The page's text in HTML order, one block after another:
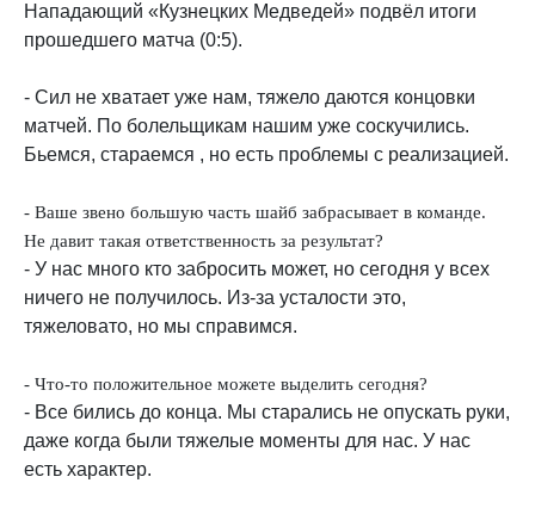
Нападающий «Кузнецких Медведей» подвёл итоги
прошедшего матча (0:5).
- Сил не хватает уже нам, тяжело даются концовки
матчей. По болельщикам нашим уже соскучились.
Бьемся, стараемся , но есть проблемы с реализацией.
- Ваше звено большую часть шайб забрасывает в команде.
Не давит такая ответственность за результат?
- У нас много кто забросить может, но сегодня у всех
ничего не получилось. Из-за усталости это,
тяжеловато, но мы справимся.
- Что-то положительное можете выделить сегодня?
- Все бились до конца. Мы старались не опускать руки,
даже когда были тяжелые моменты для нас. У нас
есть характер.